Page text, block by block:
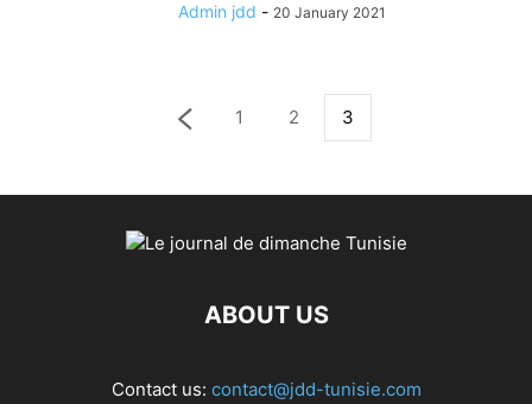
Admin jdd - 20 January 2021
1 2 3
ABOUT US
Contact us: contact@jdd-tunisie.com